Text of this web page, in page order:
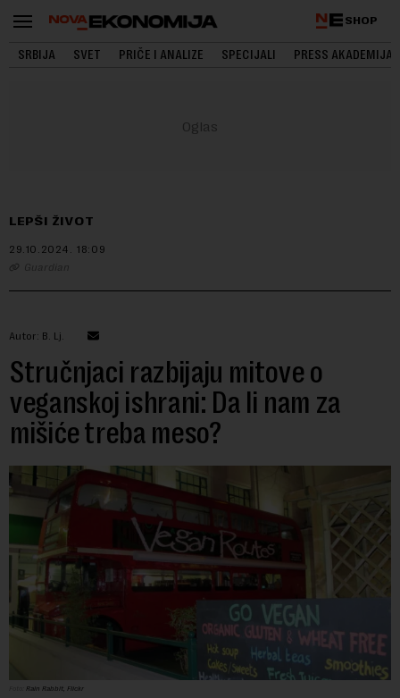
SHOP
SRBIJA SVET PRIČE I ANALIZE SPECIJALI PRESS AKADEMIJA
LEPŠI ŽIVOT
29.10.2024. 18:09
Guardian
Autor: B. Lj.
Stručnjaci razbijaju mitove o
veganskoj ishrani: Da li nam za
mišiće treba meso?
Rain Rabbit, Flickr